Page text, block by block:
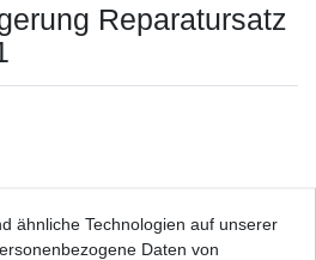
Reparatursatz
ähnliche Technologien auf unserer
Daten von